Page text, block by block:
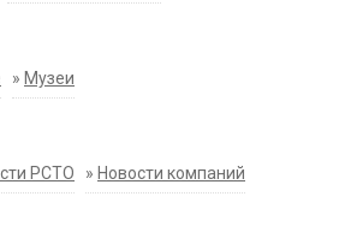
» Музеи
РСТО » Новости компаний